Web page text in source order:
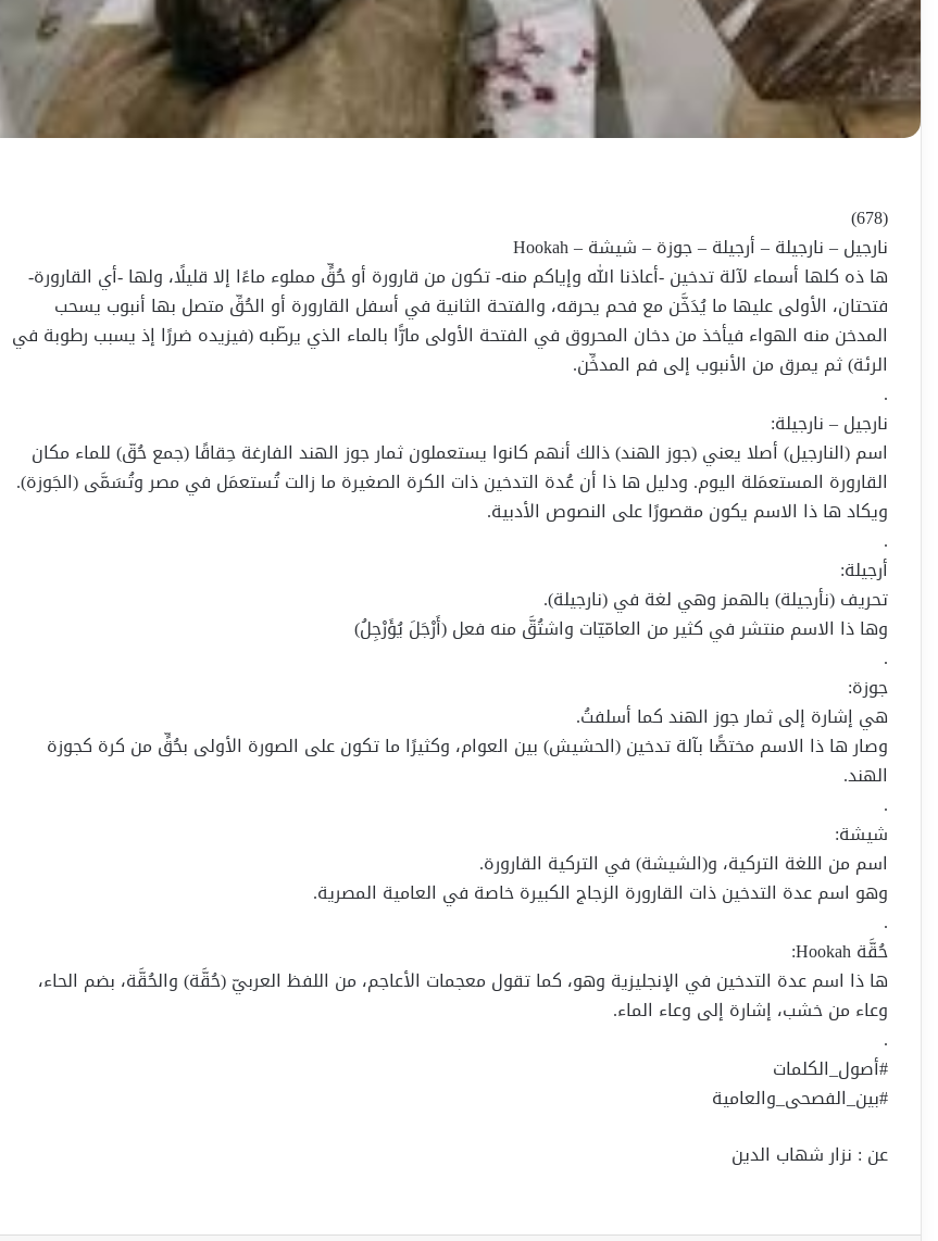
(678)
نارجيل – نارجيلة – أرجيلة – جوزة – شيشة – Hookah
ها ذه كلها أسماء لآلة تدخين -أعاذنا الله وإياكم منه- تكون من قارورة أو حُقٍّ مملوء ماءًا إلا قليلًا، ولها -أي القارورة-
فتحتان، الأولى عليها ما يُدَخَّن مع فحم يحرقه، والفتحة الثانية في أسفل القارورة أو الحُقِّ متصل بها أنبوب يسحب
المدخن منه الهواء فيأخذ من دخان المحروق في الفتحة الأولى مارًّا بالماء الذي يرطّبه (فيزيده ضررًا إذ يسبب رطوبة في
الرئة) ثم يمرق من الأنبوب إلى فم المدخِّن.
.
نارجيل – نارجيلة:
اسم (النارجيل) أصلا يعني (جوز الهند) ذالك أنهم كانوا يستعملون ثمار جوز الهند الفارغة حِقاقًا (جمع حُقّ) للماء مكان
القارورة المستعمَلة اليوم. ودليل ها ذا أن عُدة التدخين ذات الكرة الصغيرة ما زالت تُستعمَل في مصر وتُسَمَّى (الجَوزة).
ويكاد ها ذا الاسم يكون مقصورًا على النصوص الأدبية.
.
أرجيلة:
تحريف (نأرجيلة) بالهمز وهي لغة في (نارجيلة).
وها ذا الاسم منتشر في كثير من العامّيّات واشتُقَّ منه فعل (أَرْجَلَ يُؤَرْجِلُ)
.
جوزة:
هي إشارة إلى ثمار جوز الهند كما أسلفتُ.
وصار ها ذا الاسم مختصًّا بآلة تدخين (الحشيش) بين العوام، وكثيرًا ما تكون على الصورة الأولى بحُقٍّ من كرة كجوزة
الهند.
.
شيشة:
اسم من اللغة التركية، و(الشيشة) في التركية القارورة.
وهو اسم عدة التدخين ذات القارورة الزجاج الكبيرة خاصة في العامية المصرية.
.
حُقَّة Hookah:
ها ذا اسم عدة التدخين في الإنجليزية وهو، كما تقول معجمات الأعاجم، من اللفظ العربيّ (حُقَّة) والحُقَّة، بضم الحاء،
وعاء من خشب، إشارة إلى وعاء الماء.
.
#أصول_الكلمات
#بين_الفصحى_والعامية
عن : نزار شهاب الدين